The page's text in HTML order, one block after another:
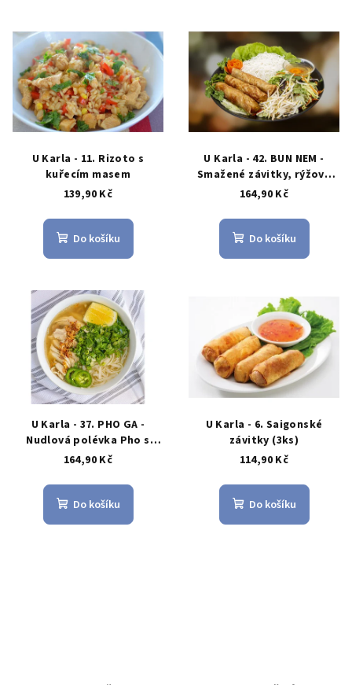
U Karla - 11. Rizoto s
kuřecím masem
139,90 Kč
Do košíku
U Karla - 42. BUN NEM -
Smažené závitky, rýžové
nudle, salát, omáčka
164,90 Kč
Do košíku
U Karla - 37. PHO GA -
Nudlová polévka Pho s
kuřecím masem
164,90 Kč
Do košíku
U Karla - 6. Saigonské
závitky (3ks)
114,90 Kč
Do košíku